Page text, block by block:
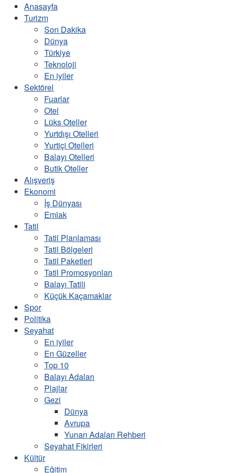
Anasayfa
Turizm
Son Dakika
Dünya
Türkiye
Teknoloji
En iyiler
Sektörel
Fuarlar
Otel
Lüks Oteller
Yurtdışı Otelleri
Yurtiçi Otelleri
Balayı Otelleri
Butik Oteller
Alışveriş
Ekonomi
İş Dünyası
Emlak
Tatil
Tatil Planlaması
Tatil Bölgeleri
Tatil Paketleri
Tatil Promosyonları
Balayı Tatili
Küçük Kaçamaklar
Spor
Politika
Seyahat
En iyiler
En Güzeller
Top 10
Balayı Adaları
Plajlar
Gezi
Dünya
Avrupa
Yunan Adaları Rehberi
Seyahat Fikirleri
Kültür
Eğitim